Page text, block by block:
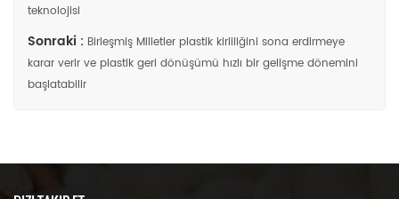
teknolojisi
Sonraki : Birleşmiş Milletler plastik kirliliğini sona erdirmeye
karar verir ve plastik geri dönüşümü hızlı bir gelişme dönemini
başlatabilir